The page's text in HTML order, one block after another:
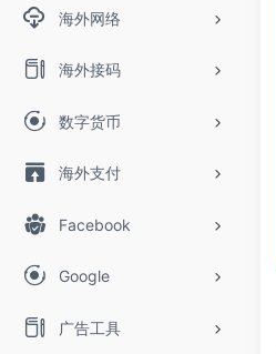
海外网络
海外接码
数字货币
海外支付
Facebook
Google
广告工具